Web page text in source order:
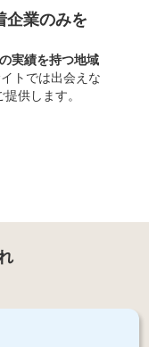
業のみを
実績を持つ地域
トでは出会えな
供します。